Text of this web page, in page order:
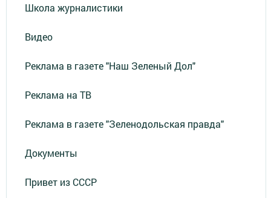
Школа журналистики
Видео
Реклама в газете "Наш Зеленый Дол"
Реклама на ТВ
Реклама в газете "Зеленодольская правда"
Документы
Привет из СССР